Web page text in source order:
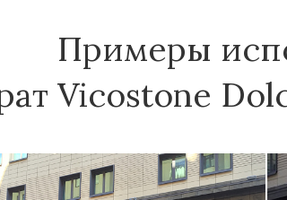
Примеры
Vicostone